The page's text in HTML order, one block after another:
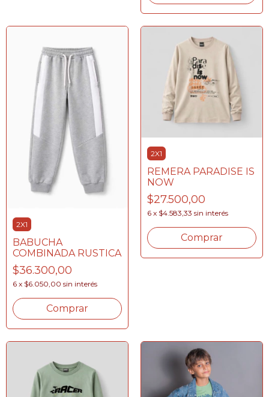
2X1
BABUCHA
COMBINADA RUSTICA
$36.300,00
6 x $6.050,00 sin interés
Comprar
2X1
REMERA PARADISE IS
NOW
$27.500,00
6 x $4.583,33 sin interés
Comprar